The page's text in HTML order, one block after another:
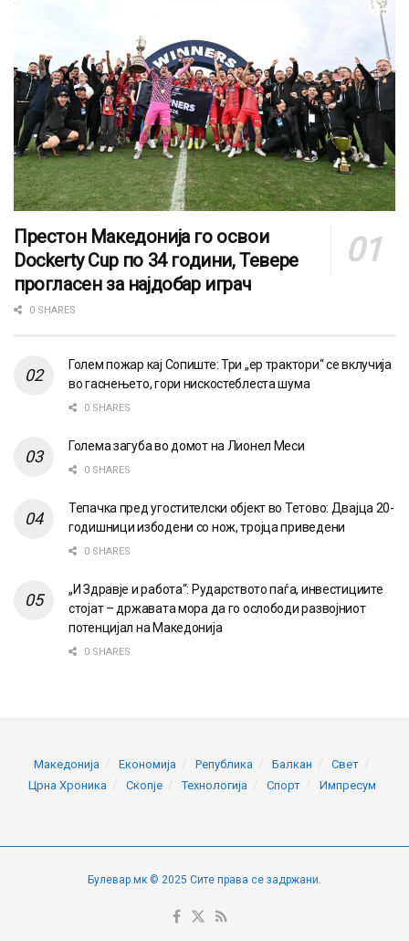
Престон Македонија го освои
Dockerty Cup по 34 години, Тевере
прогласен за најдобар играч
0 SHARES
Голем пожар кај Сопиште: Три „ер трактори“ се вклучија
во гаснењето, гори нискостеблеста шума
0 SHARES
Голема загуба во домот на Лионел Меси
0 SHARES
Тепачка пред угостителски објект во Тетово: Двајца 20-
годишници избодени со нож, тројца приведени
0 SHARES
„И Здравје и работа“: Рударството паѓа, инвестициите
стојат – државата мора да го ослободи развојниот
потенцијал на Македонија
0 SHARES
Македонија Економија Република Балкан
Свет
Црна Хроника
Скопје Технологија Спорт Импресум
Булевар.мк © 2025 Сите права се задржани.